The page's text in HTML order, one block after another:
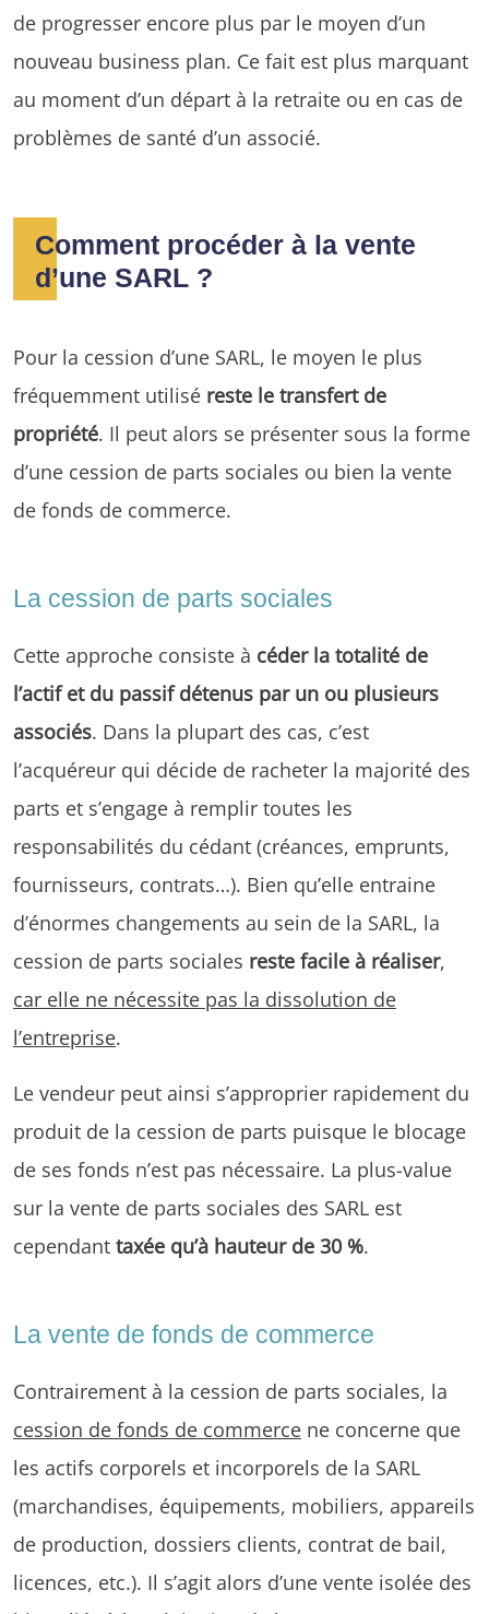
de progresser encore plus par le moyen d’un
nouveau business plan. Ce fait est plus marquant
au moment d’un départ à la retraite ou en cas de
problèmes de santé d’un associé.
Comment procéder à la vente
d’une SARL ?
Pour la cession d’une SARL, le moyen le plus
fréquemment utilisé reste le transfert de
propriété. Il peut alors se présenter sous la forme
d’une cession de parts sociales ou bien la vente
de fonds de commerce.
La cession de parts sociales
Cette approche consiste à céder la totalité de
l’actif et du passif détenus par un ou plusieurs
associés. Dans la plupart des cas, c’est
l’acquéreur qui décide de racheter la majorité des
parts et s’engage à remplir toutes les
responsabilités du cédant (créances, emprunts,
fournisseurs, contrats…). Bien qu’elle entraine
d’énormes changements au sein de la SARL, la
cession de parts sociales reste facile à réaliser,
car elle ne nécessite pas la dissolution de
l’entreprise.
Le vendeur peut ainsi s’approprier rapidement du
produit de la cession de parts puisque le blocage
de ses fonds n’est pas nécessaire. La plus-value
sur la vente de parts sociales des SARL est
cependant taxée qu’à hauteur de 30 %.
La vente de fonds de commerce
Contrairement à la cession de parts sociales, la
cession de fonds de commerce ne concerne que
les actifs corporels et incorporels de la SARL
(marchandises, équipements, mobiliers, appareils
de production, dossiers clients, contrat de bail,
licences, etc.). Il s’agit alors d’une vente isolée des